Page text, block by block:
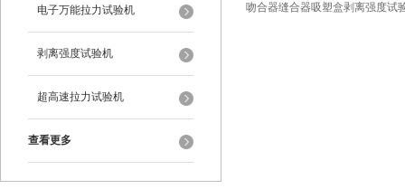
电子万能拉力试验机
剥离强度试验机
超高速拉力试验机
查看更多
吻合器缝合器吸塑盒剥离强度试